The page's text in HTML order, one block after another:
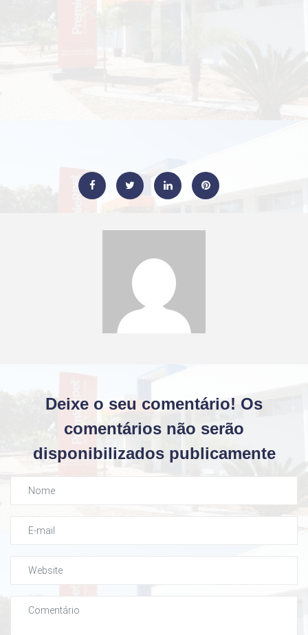
Deixe o seu comentário! Os
comentários não serão
disponibilizados publicamente